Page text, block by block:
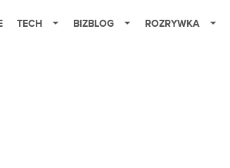
TECH BIZBLOG ROZRYWKA